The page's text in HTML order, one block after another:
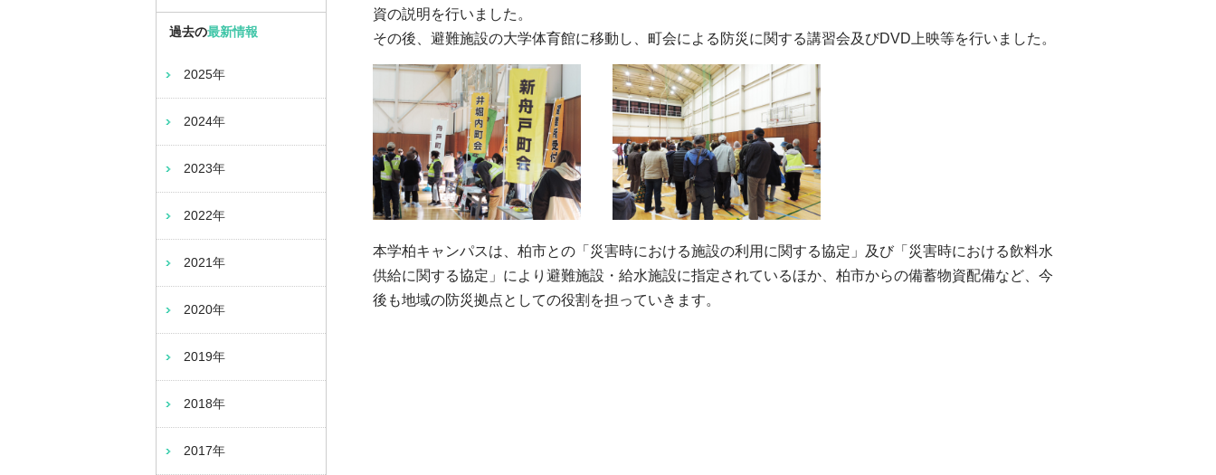
資の説明を行いました。
その後、避難施設の大学体育館に移動し、町会による防災に関する講習会及びDVD上映等を行いました。
本学柏キャンパスは、柏市との「災害時における施設の利用に関する協定」及び「災害時における飲料水
供給に関する協定」により避難施設・給水施設に指定されているほか、柏市からの備蓄物資配備など、今
後も地域の防災拠点としての役割を担っていきます。
過去の最新情報
2025年
2024年
2023年
2022年
2021年
2020年
2019年
2018年
2017年